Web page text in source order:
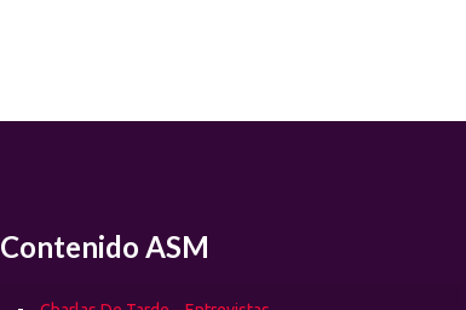
Contenido ASM